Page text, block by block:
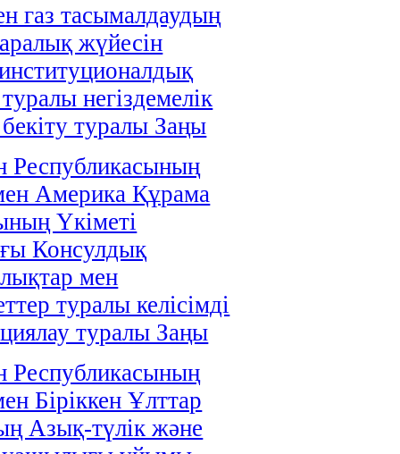
газ тасымалдаудың
жүйесін
туралы негіздемелік
бекіту туралы Заңы
Республикасының
Америка Құрама
Үкіметі
Консулдық
мен
туралы келісімді
туралы Заңы
Республикасының
Біріккен Ұлттар
Азық-түлік және